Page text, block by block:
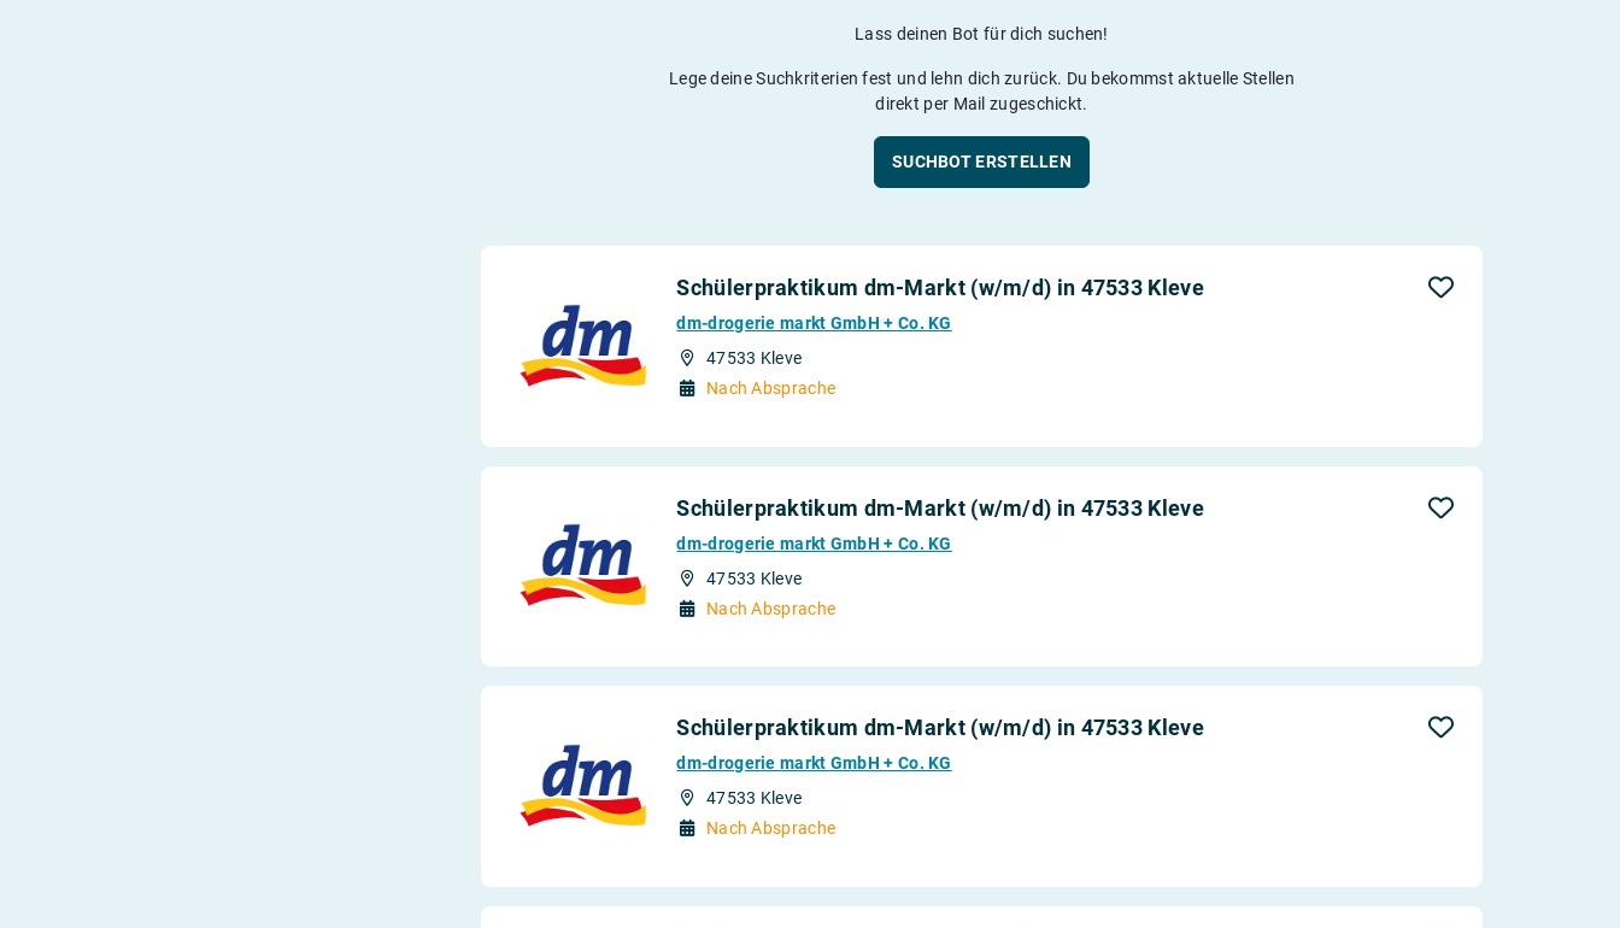
Lass deinen Bot für dich suchen!
Lege deine Suchkriterien fest und lehn dich zurück. Du bekommst aktuelle Stellen
direkt per Mail zugeschickt.
SUCHBOT ERSTELLEN
Schülerpraktikum dm-Markt (w/m/d) in 47533 Kleve
dm-drogerie markt GmbH + Co. KG
47533 Kleve
Nach Absprache
Schülerpraktikum dm-Markt (w/m/d) in 47533 Kleve
dm-drogerie markt GmbH + Co. KG
47533 Kleve
Nach Absprache
Schülerpraktikum dm-Markt (w/m/d) in 47533 Kleve
dm-drogerie markt GmbH + Co. KG
47533 Kleve
Nach Absprache